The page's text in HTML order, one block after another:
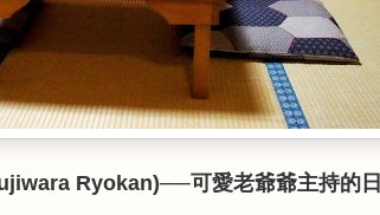
Ryokan)──可愛老爺爺主持的